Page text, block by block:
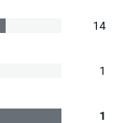
14
1
1